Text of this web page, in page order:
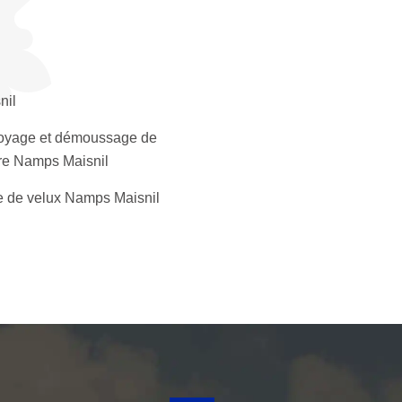
et démoussage de
Namps Maisnil
de velux Namps Maisnil